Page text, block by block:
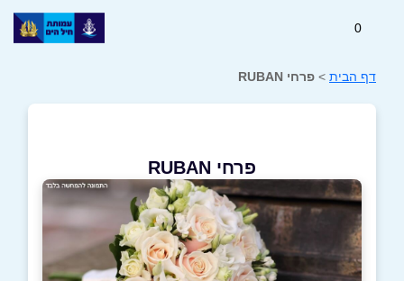
0
דף הבית > פרחי RUBAN
פרחי RUBAN